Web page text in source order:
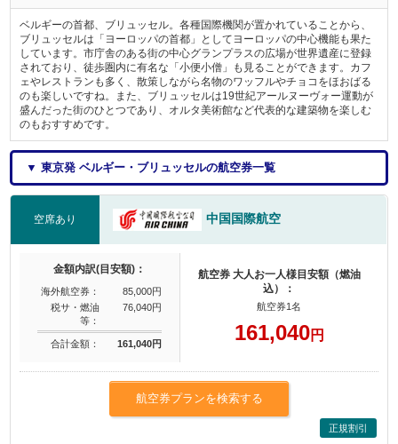
ベルギーの首都、ブリュッセル。各種国際機関が置かれていることから、
ブリュッセルは「ヨーロッパの首都」としてヨーロッパの中心機能も果た
しています。市庁舎のある街の中心グランプラスの広場が世界遺産に登録
されており、徒歩圏内に有名な「小便小僧」も見ることができます。カフ
ェやレストランも多く、散策しながら名物のワッフルやチョコをほおばる
のも楽しいですね。また、ブリュッセルは19世紀アールヌーヴォー運動が
盛んだった街のひとつであり、オルタ美術館など代表的な建築物を楽しむ
のもおすすめです。
▼ 東京発 ベルギー・ブリュッセルの航空券一覧
空席あり 中国国際航空
金額内訳(目安額)：
海外航空券：
85,000円
税サ・燃油
等：
76,040円
合計金額： 161,040円
航空券 大人お一人様目安額（燃油
込）：
航空券1名
161,040円
航空券プランを検索する
正規割引